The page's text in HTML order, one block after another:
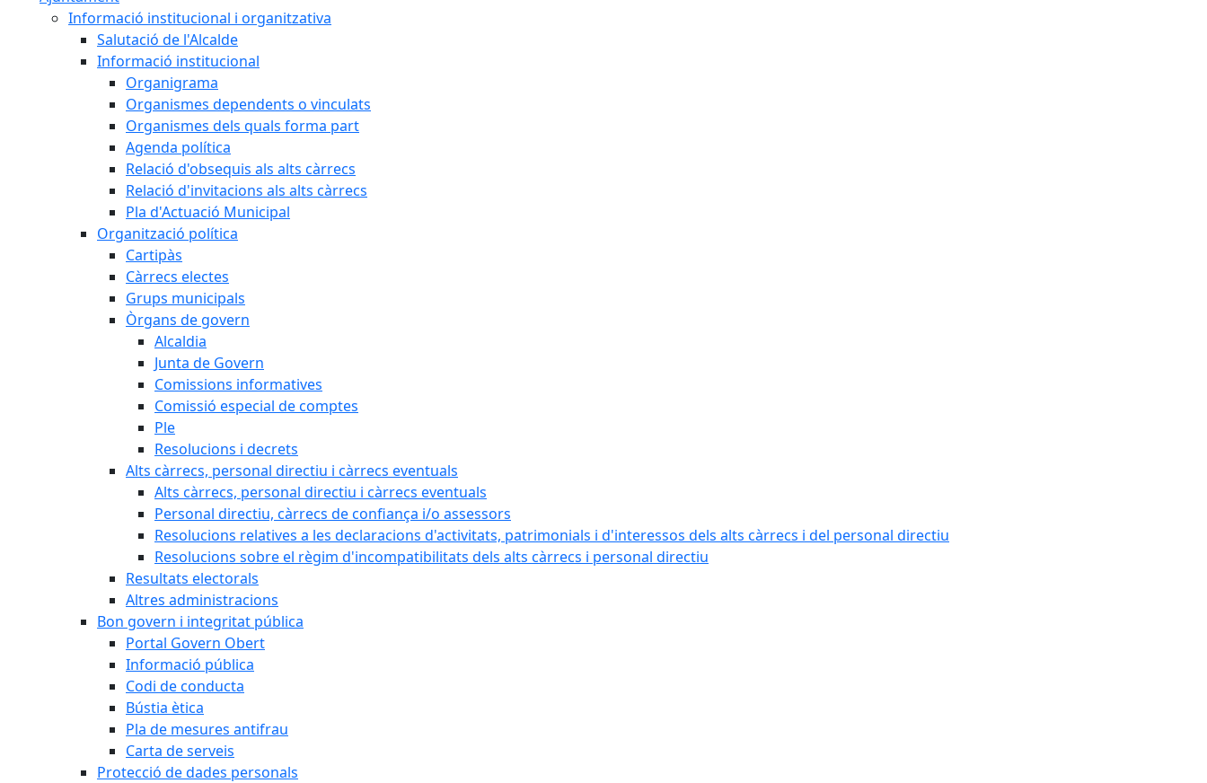
Informació institucional i organitzativa
Salutació de l'Alcalde
Informació institucional
Organigrama
Organismes dependents o vinculats
Organismes dels quals forma part
Agenda política
Relació d'obsequis als alts càrrecs
Relació d'invitacions als alts càrrecs
Pla d'Actuació Municipal
Organització política
Cartipàs
Càrrecs electes
Grups municipals
Òrgans de govern
Alcaldia
Junta de Govern
Comissions informatives
Comissió especial de comptes
Ple
Resolucions i decrets
Alts càrrecs, personal directiu i càrrecs eventuals
Alts càrrecs, personal directiu i càrrecs eventuals
Personal directiu, càrrecs de confiança i/o assessors
Resolucions relatives a les declaracions d'activitats, patrimonials i d'interessos dels alts càrrecs i del personal directiu
Resolucions sobre el règim d'incompatibilitats dels alts càrrecs i personal directiu
Resultats electorals
Altres administracions
Bon govern i integritat pública
Portal Govern Obert
Informació pública
Codi de conducta
Bústia ètica
Pla de mesures antifrau
Carta de serveis
Protecció de dades personals